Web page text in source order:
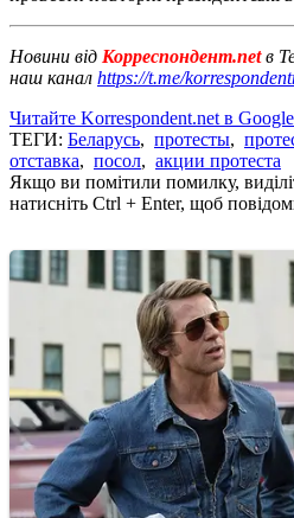
Новини від Корреспондент.netв
наш канал https://t.me/
Читайте Korrespondent.net в
ТЕГИ: Беларусь, протесты,
отставка, посол, акции протеста
Якщо ви помітили помилку,
натисніть Ctrl + Enter, щоб